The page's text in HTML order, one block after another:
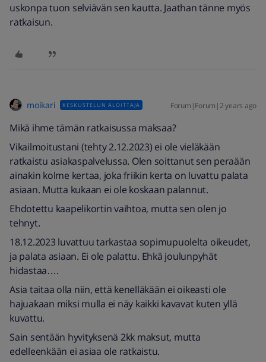
uskonpa tuon selviävän sen kautta. Jaathan tänne myös
ratkaisun.
moikari KESKUSTELUN ALOITTAJA Forum|Forum|2 years ago
Mikä ihme tämän ratkaisussa maksaa?
Vikailmoitustani (tehty 2.12.2023) ei ole vieläkään
ratkaistu asiakaspalvelussa. Olen soittanut sen peraään
ainakin kolme kertaa, joka friikin kerta on luvattu palata
asiaan. Mutta kukaan ei ole koskaan palannut.
Ehdotettu kaapelikortin vaihtoa, mutta sen olen jo
tehnyt.
18.12.2023 luvattuu tarkastaa sopimupuolelta oikeudet,
ja palata asiaan. Ei ole palattu. Ehkä joulunpyhät
hidastaa….
Asia taitaa olla niin, että kenelläkään ei oikeasti ole
hajuakaan miksi mulla ei näy kaikki kavavat kuten yllä
kuvattu.
Sain sentään hyvityksenä 2kk maksut, mutta
edelleenkään ei asiaa ole ratkaistu.